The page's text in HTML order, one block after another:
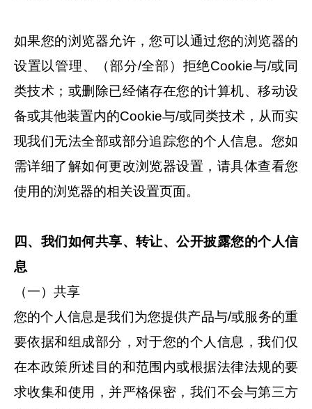
如果您的浏览器允许，您可以通过您的浏览器的
设置以管理、（部分/全部）拒绝Cookie与/或同
类技术；或删除已经储存在您的计算机、移动设
备或其他装置内的Cookie与/或同类技术，从而实
现我们无法全部或部分追踪您的个人信息。您如
需详细了解如何更改浏览器设置，请具体查看您
使用的浏览器的相关设置页面。
四、我们如何共享、转让、公开披露您的个人信
息
（一）共享
您的个人信息是我们为您提供产品与/或服务的重
要依据和组成部分，对于您的个人信息，我们仅
在本政策所述目的和范围内或根据法律法规的要
求收集和使用，并严格保密，我们不会与第三方